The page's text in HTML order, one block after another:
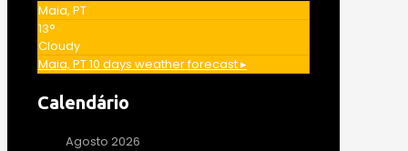
Maia, PT
13°
Cloudy
Maia, PT10 days weather forecast ▸
Calendário
Agosto 2026